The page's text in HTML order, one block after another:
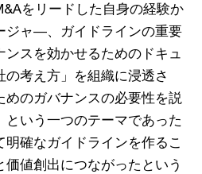
をリードした自身の経験か
ジャ―、ガイドラインの重要
スを効かせるためのドキュ
考え方」を組織に浸透さ
めのガバナンスの必要性を説
という一つのテーマであった
明確なガイドラインを作るこ
価値創出につながったという